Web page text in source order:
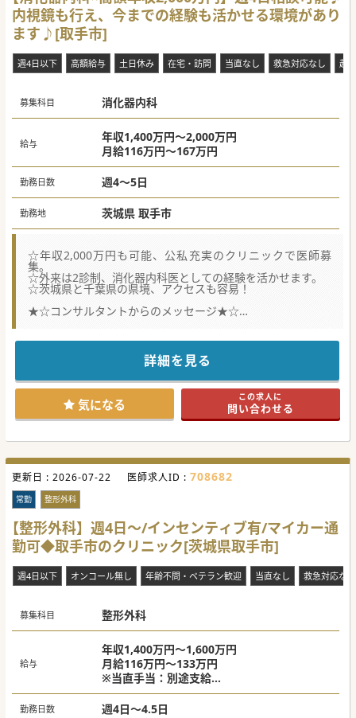
内視鏡も行え、今までの経験も活かせる環境があり
ます♪[取手市]
週4日以下 高額給与 土日休み 在宅・訪問 当直なし 救急対応なし 赴
募集科目 消化器内科
給与
年収1,400万円～2,000万円
月給116万円～167万円
勤務日数 週4～5日
勤務地 茨城県 取手市
☆年収2,000万円も可能、公私充実のクリニックで医師募
集。
☆外来は2診制、消化器内科医としての経験を活かせます。
☆茨城県と千葉県の県境、アクセスも容易！
★☆コンサルタントからのメッセージ★☆
取手市において在宅医療も実践、地域医療への貢献を考える
周辺の病院との連携にも優れ、緊急時の対応が容易なので安
心してご勤務可能です。
休暇も取りやすく、プライベートの充実もしやすいので長期
勤務にも適しています。
医療から経営まで、様々な経験が積めるおすすめ求人！
#春入職可 #秋入職可
詳細を見る
気になる この求人に
問い合わせる
更新日 : 2026-07-22 医師求人ID : 708682
常勤 整形外科
【整形外科】週4日～/インセンティブ有/マイカー通
勤可◆取手市のクリニック[茨城県取手市]
週4日以下 オンコール無し 年齢不問・ベテラン歓迎 当直なし 救急対応なし
募集科目 整形外科
給与
年収1,400万円～1,600万円
月給116万円～133万円
※当直手当：別途支給
※インセンティブ：40名以上対応した場合
（1,000円／人）
勤務日数 週4日～4.5日